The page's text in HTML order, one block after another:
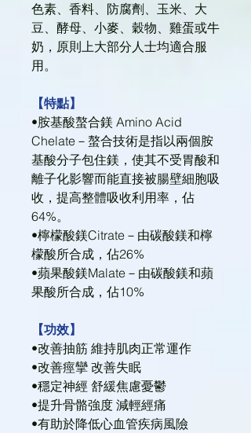
色素、香料、防腐劑、玉米、大
豆、酵母、小麥、穀物、雞蛋或牛
奶，原則上大部分人士均適合服
用。
【特點】
•胺基酸螯合鎂 Amino Acid
Chelate－螯合技術是指以兩個胺
基酸分子包住鎂，使其不受胃酸和
離子化影響而能直接被腸壁細胞吸
收，提高整體吸收利用率，佔
64%。
•檸檬酸鎂Citrate－由碳酸鎂和檸
檬酸所合成，佔26%
•蘋果酸鎂Malate－由碳酸鎂和蘋
果酸所合成，佔10%
【功效】
•改善抽筋 維持肌肉正常運作
•改善痙攣 改善失眠
•穩定神經 舒緩焦慮憂鬱
•提升骨骼強度 減輕經痛
•有助於降低心血管疾病風險